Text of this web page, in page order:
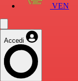
VEN
Accedi